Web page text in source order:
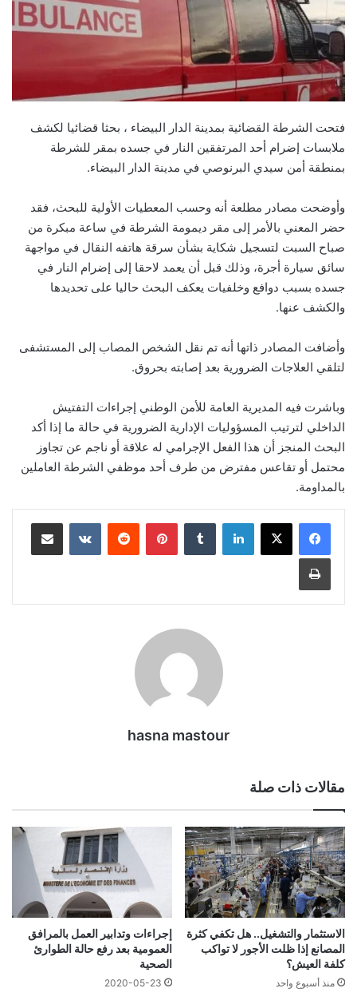
فتحت الشرطة القضائية بمدينة الدار البيضاء ، بحثا قضائيا لكشف
ملابسات إضرام أحد المرتفقين النار في جسده بمقر للشرطة
بمنطقة أمن سيدي البرنوصي في مدينة الدار البيضاء.
وأوضحت مصادر مطلعة أنه وحسب المعطيات الأولية للبحث، فقد
حضر المعني بالأمر إلى مقر ديمومة الشرطة في ساعة مبكرة من
صباح السبت لتسجيل شكاية بشأن سرقة هاتفه النقال في مواجهة
سائق سيارة أجرة، وذلك قبل أن يعمد لاحقا إلى إضرام النار في
جسده بسبب دوافع وخلفيات يعكف البحث حاليا على تحديدها
والكشف عنها.
وأضافت المصادر ذاتها أنه تم نقل الشخص المصاب إلى المستشفى
لتلقي العلاجات الضرورية بعد إصابته بحروق.
وباشرت فيه المديرية العامة للأمن الوطني إجراءات التفتيش
الداخلي لترتيب المسؤوليات الإدارية الضرورية في حالة ما إذا أكد
البحث المنجز أن هذا الفعل الإجرامي له علاقة أو ناجم عن تجاوز
محتمل أو تقاعس مفترض من طرف أحد موظفي الشرطة العاملين
بالمداومة.
لينكدإن بينتيريست مشاركة عبر البريد
طباعة
hasna mastour
مقالات ذات صلة
الاستثمار والتشغيل.. هل تكفي كثرة
المصانع إذا ظلت الأجور لا تواكب
كلفة العيش؟
منذ أسبوع واحد
إجراءات وتدابير العمل بالمرافق
العمومية بعد رفع حالة الطوارئ
الصحية
2020-05-23